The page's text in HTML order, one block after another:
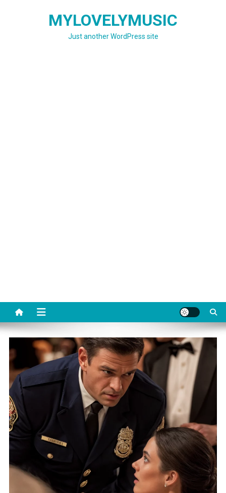
MYLOVELYMUSIC
Just another WordPress site